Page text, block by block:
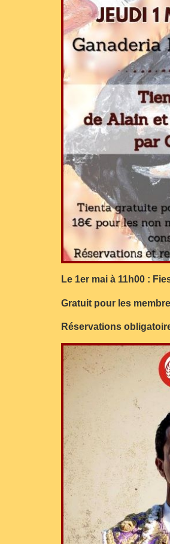
Le 1er mai à 11h00 :
Gratuit pour les
Réservations